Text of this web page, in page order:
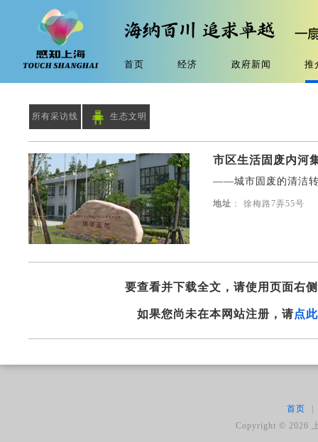
首页 经济 政府新闻 推
所有采访线 生态文明
市区生活固废内河
——城市固废的清洁
地址 ： 徐梅路7弄55号
要查看并下载全文，请使用页面右
如果您尚未在本网站注册，请点
首页
Copyright ©2026